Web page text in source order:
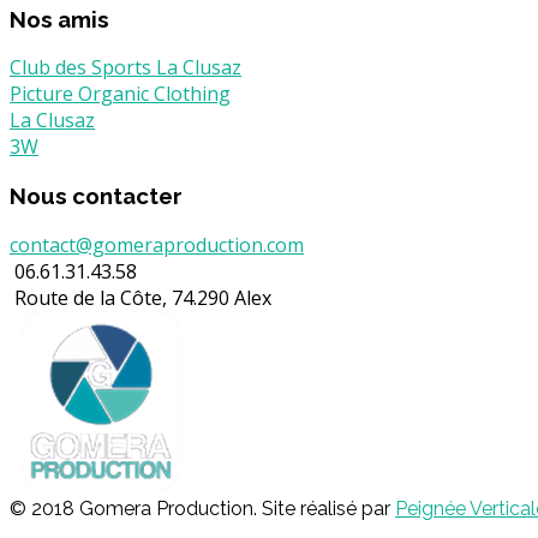
Nos amis
Club des Sports La Clusaz
Picture Organic Clothing
La Clusaz
3W
Nous contacter
contact@gomeraproduction.com
06.61.31.43.58
Route de la Côte, 74.290 Alex
© 2018 Gomera Production. Site réalisé par Peignée